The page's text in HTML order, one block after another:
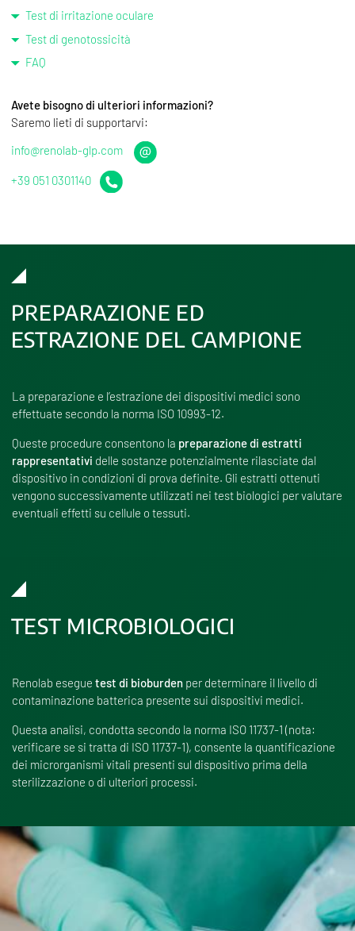
Test di irritazione oculare
Test di genotossicità
FAQ
Avete bisogno di ulteriori informazioni?
Saremo lieti di supportarvi:
info@renolab-glp.com
+39 051 0301140
PREPARAZIONE ED
ESTRAZIONE DEL CAMPIONE
La preparazione e l’estrazione dei dispositivi medici sono
effettuate secondo la norma ISO 10993-12.
Queste procedure consentono la preparazione di estratti
rappresentativi delle sostanze potenzialmente rilasciate dal
dispositivo in condizioni di prova definite. Gli estratti ottenuti
vengono successivamente utilizzati nei test biologici per valutare
eventuali effetti su cellule o tessuti.
TEST MICROBIOLOGICI
Renolab esegue test di bioburden per determinare il livello di
contaminazione batterica presente sui dispositivi medici.
Questa analisi, condotta secondo la norma ISO 11737-1 (nota:
verificare se si tratta di ISO 11737-1), consente la quantificazione
dei microrganismi vitali presenti sul dispositivo prima della
sterilizzazione o di ulteriori processi.